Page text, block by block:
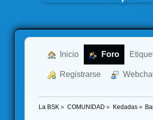
Inicio Foro
Registrarse
La BSK » COMUNIDAD » Kedadas»